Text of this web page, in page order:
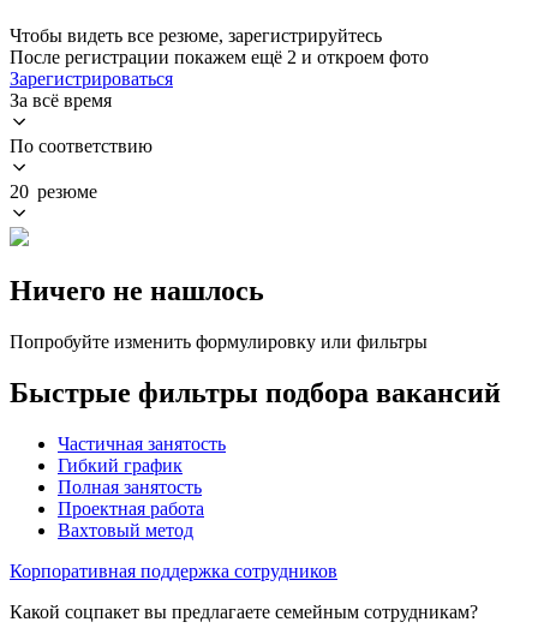
Чтобы видеть все резюме, зарегистрируйтесь
После регистрации покажем ещё 2 и откроем фото
Зарегистрироваться
За всё время
По соответствию
20 резюме
Ничего не нашлось
Попробуйте изменить формулировку или фильтры
Быстрые фильтры подбора вакансий
Частичная занятость
Гибкий график
Полная занятость
Проектная работа
Вахтовый метод
Корпоративная поддержка сотрудников
Какой соцпакет вы предлагаете семейным сотрудникам?